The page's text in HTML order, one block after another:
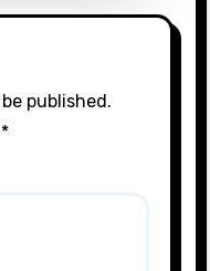
published.
*